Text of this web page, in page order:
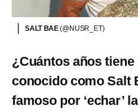
SALT BAE(@NUSR_ET)
¿Cuántos años
conocido como Salt
famoso por ‘echar’